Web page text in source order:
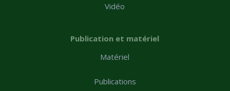
Vidéo
Publication et matériel
Matériel
Publications